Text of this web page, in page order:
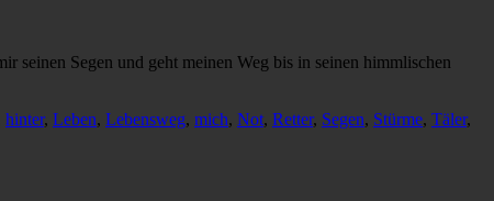
Segen und geht meinen Weg bis in seinen himmlischen
hinter, Leben, Lebensweg, mich, Not, Retter, Segen, Stürme, Täler,